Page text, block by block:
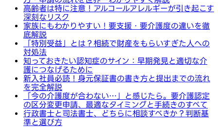
高齢者は特に注意！アルコールアレルギーが引き起こす
深刻なリスク
家族にもわかりやすい！要支援・要介護度の違いを徹
底解説
「特別受益」とは？相続で財産をもらいすぎた人への
対処法
知っておきたい認知症のサイン：早期発見と適切な介
護につなげるために
新入社員必読！身元保証書の書き方と提出までの流れ
を完全解説
「今の介護度が合わない…」と感じたら。要介護認定
の区分変更申請、最適なタイミングと手続きのすべて
行政書士と司法書士、どちらに相談すべきか？判断基
準と選び方